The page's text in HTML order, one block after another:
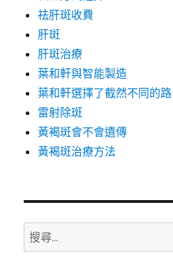
祛肝斑收費
肝斑
肝斑治療
葉和軒與智能製造
葉和軒選擇了截然不同的路
雷射除斑
黃褐斑會不會遺傳
黃褐斑治療方法
搜
尋